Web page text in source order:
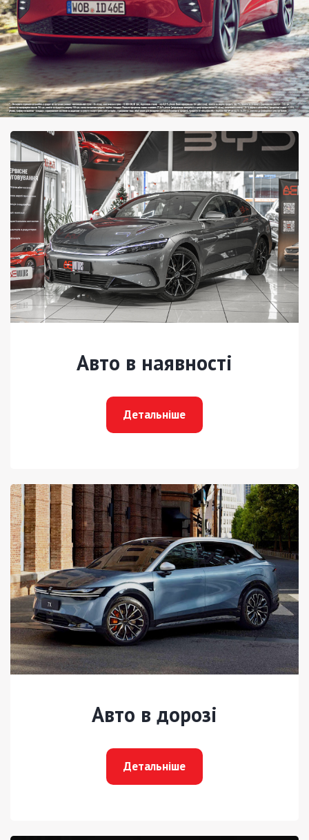
Авто в наявності
Детальніше
Авто в дорозі
Детальніше